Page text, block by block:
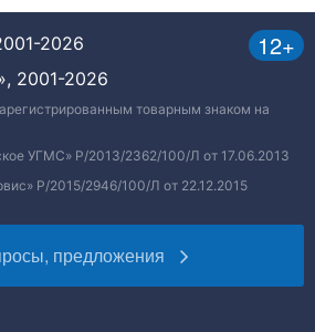
12+
2026
2001-2026
товарным знаком на
УГМС» Р/2013/2362/100/Л от 17.06.2013
Р/2015/2946/100/Л от 22.12.2015
предложения